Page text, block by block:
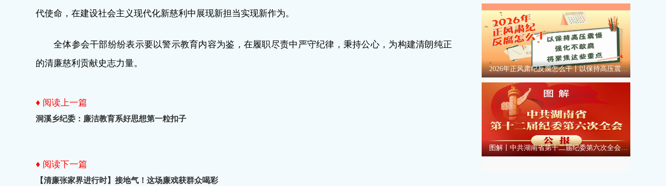
代使命，在建设社会主义现代化新慈利中展现新担当实现新作为。
全体参会干部纷纷表示要以警示教育内容为鉴，在履职尽责中严守纪律，秉持公心，为构建清朗纯正
的清廉慈利贡献史志力量。
♦ 阅读上一篇
洞溪乡纪委：廉洁教育系好思想第一粒扣子
♦ 阅读下一篇
【清廉张家界进行时】接地气！这场廉戏获群众喝彩
2026年正风肃纪反腐怎么干丨以保持高压震慑强化不敢腐将聚焦这些重点
图解丨中共湖南省第十二届纪委第六次全会公报